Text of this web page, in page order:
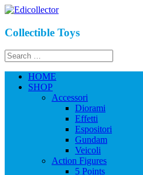
Collectible Toys
HOME
SHOP
Accessori
Diorami
Effetti
Espositori
Gundam
Veicoli
Action Figures
5 Points